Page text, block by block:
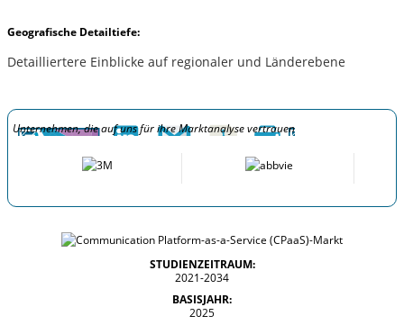
Geografische Detailtiefe:
Detailliertere Einblicke auf regionaler und Länderebene
Unternehmen, die auf uns für ihre Marktanalyse vertrauen
STUDIENZEITRAUM:
2021-2034
BASISJAHR:
2025